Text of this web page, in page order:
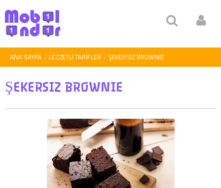
ANA SAYFA LEZZETLI TARIFLER ŞEKERSIZ BROWNIE
ŞEKERSIZ BROWNIE